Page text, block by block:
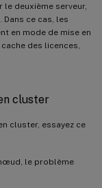
deuxième serveur,
ce cas, les
en mode de mise en
des licences,
cluster
cluster, essayez ce
le problème